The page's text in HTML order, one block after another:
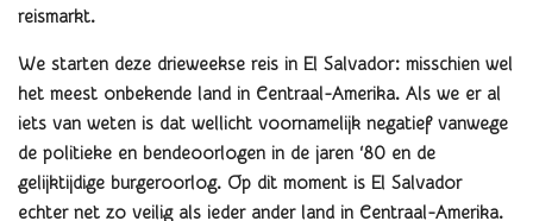
reismarkt.
We starten deze drieweekse reis in El Salvador: misschien wel
het meest onbekende land in Centraal-Amerika. Als we er al
iets van weten is dat wellicht voornamelijk negatief vanwege
de politieke en bendeoorlogen in de jaren ‘80 en de
gelijktijdige burgeroorlog. Op dit moment is El Salvador
echter net zo veilig als ieder ander land in Centraal-Amerika.